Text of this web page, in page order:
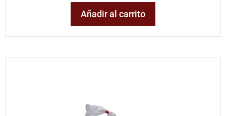
Añadir al carrito